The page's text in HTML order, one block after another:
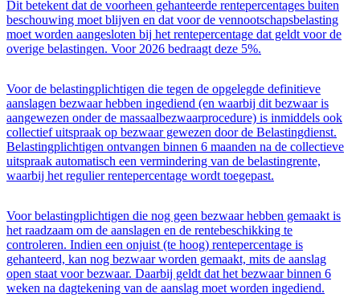
Dit betekent dat de voorheen gehanteerde rentepercentages buiten
beschouwing moet blijven en dat voor de vennootschapsbelasting
moet worden aangesloten bij het rentepercentage dat geldt voor de
overige belastingen. Voor 2026 bedraagt deze 5%.
Voor de belastingplichtigen die tegen de opgelegde definitieve
aanslagen bezwaar hebben ingediend (en waarbij dit bezwaar is
aangewezen onder de massaalbezwaarprocedure) is inmiddels ook
collectief uitspraak op bezwaar gewezen door de Belastingdienst.
Belastingplichtigen ontvangen binnen 6 maanden na de collectieve
uitspraak automatisch een vermindering van de belastingrente,
waarbij het regulier rentepercentage wordt toegepast.
Voor belastingplichtigen die nog geen bezwaar hebben gemaakt is
het raadzaam om de aanslagen en de rentebeschikking te
controleren. Indien een onjuist (te hoog) rentepercentage is
gehanteerd, kan nog bezwaar worden gemaakt, mits de aanslag
open staat voor bezwaar. Daarbij geldt dat het bezwaar binnen 6
weken na dagtekening van de aanslag moet worden ingediend.